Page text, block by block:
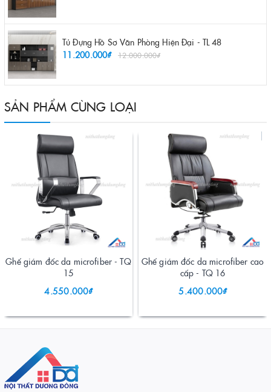
Tủ Đựng Hồ Sơ Văn Phòng Hiện Đại - TL 48
11.200.000₫
12.000.000₫
SẢN PHẨM CÙNG LOẠI
Ghế giám đốc da microfiber - TQ
15
4.550.000₫
Ghế giám đốc da microfiber cao
cấp - TQ 16
5.400.000₫